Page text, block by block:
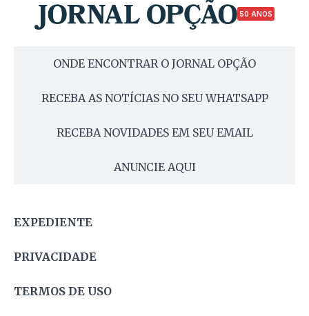
50 ANOS
ONDE ENCONTRAR O JORNAL OPÇÃO
RECEBA AS NOTÍCIAS NO SEU WHATSAPP
RECEBA NOVIDADES EM SEU EMAIL
ANUNCIE AQUI
EXPEDIENTE
PRIVACIDADE
TERMOS DE USO